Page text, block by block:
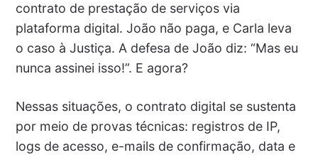
contrato de prestação de serviços via
plataforma digital. João não paga, e Carla leva
o caso à Justiça. A defesa de João diz: “Mas eu
nunca assinei isso!”. E agora?
Nessas situações, o contrato digital se sustenta
por meio de provas técnicas: registros de IP,
logs de acesso, e-mails de confirmação, data e